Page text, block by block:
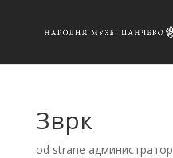
Зврк
od strane администратор